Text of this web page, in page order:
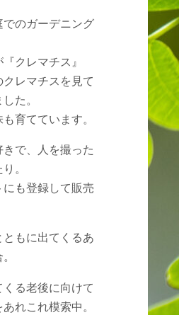
のガーデニング
クレマチス』
レマチスを見て
た。
育てています。
で、人を撮った
。
にも登録して販売
もに出てくるあ
る老後に向けて
れこれ模索中。